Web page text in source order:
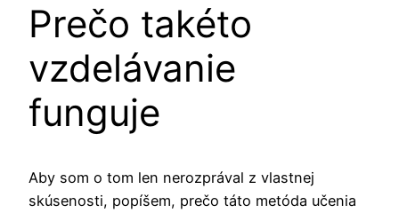
Prečo takéto
vzdelávanie
funguje
Aby som o tom len nerozprával z vlastnej
skúsenosti, popíšem, prečo táto metóda učenia